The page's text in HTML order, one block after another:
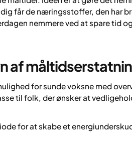
får de næringsstoffer, den har
nemmere ved at spare tid
af
for sunde voksne med
til folk, der ønsker at
for at skabe et